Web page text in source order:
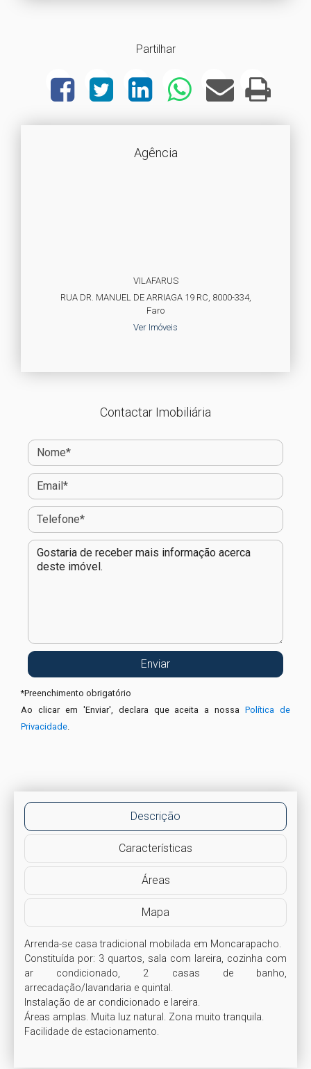
Partilhar
Agência
VILAFARUS
RUA DR. MANUEL DE ARRIAGA 19 RC, 8000-334,
Faro
Ver Imóveis
Contactar Imobiliária
*Preenchimento obrigatório
Ao clicar em 'Enviar', declara que aceita a nossaPolítica de
Privacidade
Descrição
Características
Áreas
Mapa
Arrenda-se casa tradicional mobilada em Moncarapacho.
Constituída por: 3 quartos, sala com lareira, cozinha com
ar condicionado, 2 casas de banho,
arrecadação/lavandaria e quintal.
Instalação de ar condicionado e lareira.
Áreas amplas. Muita luz natural. Zona muito tranquila.
Facilidade de estacionamento.